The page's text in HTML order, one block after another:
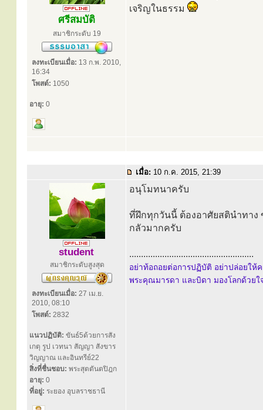
ศรีสมบัติ
สมาชิกระดับ 19
ลงทะเบียนเมื่อ: 13 ก.พ. 2010,
16:34
โพสต์: 1050
อายุ: 0
เจริญในธรรม
เมื่อ: 10 ก.ค. 2015, 21:39
student
สมาชิกระดับสูงสุด
ลงทะเบียนเมื่อ: 27 เม.ย.
2010, 08:10
โพสต์: 2832
แนวปฏิบัติ: ขันธ์5ด้วยการสัง
เกตุ รูป เวทนา สัญญา สังขาร
วิญญาณ และอินทรีย์22
สิ่งที่ชื่นชอบ: พระสุตตันตปิฎก
อายุ: 0
ที่อยู่: ระยอง อุบลราชธานี
อนุโมทนาครับ
ที่ฝึกทุกวันนี้ ต้องอาศัยสตินำทาง
กลัวมากครับ
.....................................................
อย่าท้อถอยต่อการปฏิบัติ อย่าปล่อยให้
พระคุณมารดา และบิดา มองโลกด้วย